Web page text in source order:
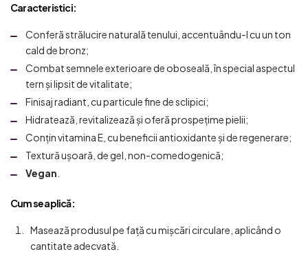
Caracteristici:
Conferă strălucire naturală tenului, accentuându-l cu un ton
cald de bronz;
Combat semnele exterioare de oboseală, în special aspectul
tern și lipsit de vitalitate;
Finisaj radiant, cu particule fine de sclipici;
Hidratează, revitalizează și oferă prospețime pielii;
Conțin vitamina E, cu beneficii antioxidante și de regenerare;
Textură ușoară, de gel, non-comedogenică;
Vegan
Cum se aplică:
Masează produsul pe față cu mișcări circulare, aplicând o
cantitate adecvată.